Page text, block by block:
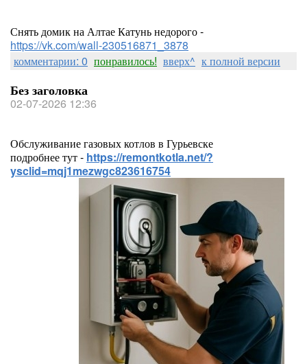
Снять домик на Алтае Катунь недорого -
https://vk.com/wall-230516871_3878
комментарии: 0 понравилось! вверх^ к полной версии
Без заголовка
02-07-2026 12:36
Обслуживание газовых котлов в Гурьевске
подробнее тут - https://remontkotla.net/?
ysclid=mqj1mezwgc823616754